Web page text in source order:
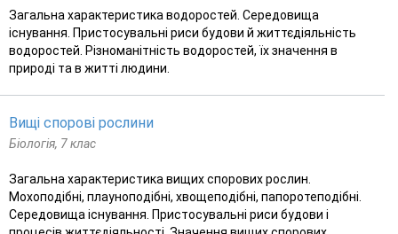
Загальна характеристика водоростей. Середовища
існування. Пристосувальні риси будови й життєдіяльність
водоростей. Різноманітність водоростей, їх значення в
природі та в житті людини.
Вищі спорові рослини
Біологія, 7 клас
Загальна характеристика вищих спорових рослин.
Мохоподібні, плауноподібні, хвощеподібні, папоротеподібні.
Середовища існування. Пристосувальні риси будови і